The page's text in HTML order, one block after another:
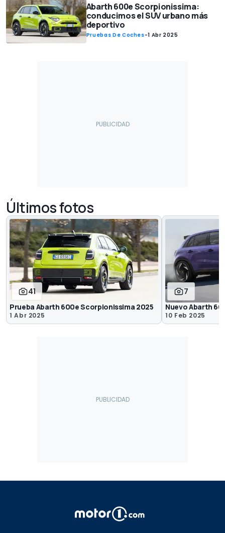
Abarth 600e Scorpionissima:
conducimos el SUV urbano más
deportivo
Pruebas De Coches-1 Abr 2025
Últimos fotos
41
Prueba Abarth 600e Scorpionissima 2025
1 Abr 2025
7
Nuevo Abarth
10 Feb 2025